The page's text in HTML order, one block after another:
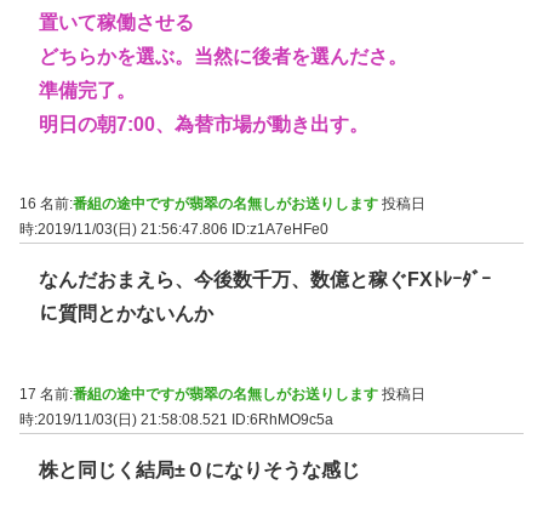
置いて稼働させる
どちらかを選ぶ。当然に後者を選んださ。
準備完了。
明日の朝7:00、為替市場が動き出す。
16 名前:番組の途中ですが翡翠の名無しがお送りします 投稿日
時:2019/11/03(日) 21:56:47.806
ID:z1A7eHFe0
なんだおまえら、今後数千万、数億と稼ぐFXﾄﾚｰﾀﾞｰ
に質問とかないんか
17 名前:番組の途中ですが翡翠の名無しがお送りします 投稿日
時:2019/11/03(日) 21:58:08.521 ID:6RhMO9c5a
株と同じく結局±０になりそうな感じ